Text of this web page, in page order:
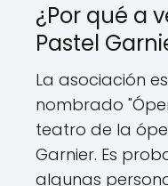
¿Por qué a
Pastel
La asociación
nombrado
teatro de la
Garnier. Es
algunas